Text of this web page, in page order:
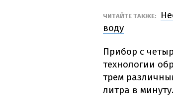
ЧИТАЙТЕ ТАКЖЕ:
воду
Прибор с
технологии
трем
литра в минуту.